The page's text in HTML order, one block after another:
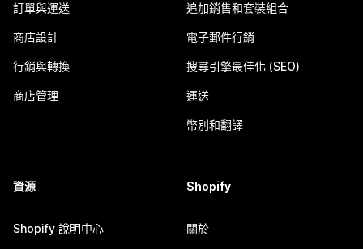
訂單與運送
商店設計
行銷與轉換
商店管理
追加銷售和套裝組合
電子郵件行銷
搜尋引擎最佳化 (SEO)
運送
幣別和翻譯
資源
Shopify 說明中心
Shopify
關於